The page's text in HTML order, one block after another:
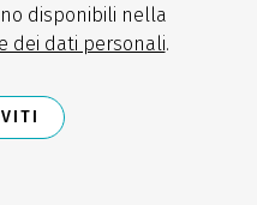
disponibili nella
dei dati personali.